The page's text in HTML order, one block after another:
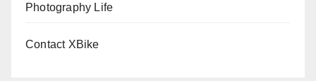
Photography Life
Contact XBike